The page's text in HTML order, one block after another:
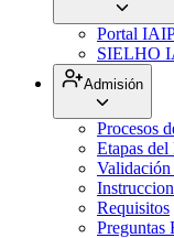
Portal
SIELHO
Admisión
Procesos
Etapas
Validación
Requisitos
Preguntas